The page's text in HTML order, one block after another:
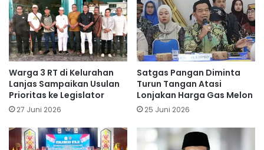
Warga 3 RT di Kelurahan
Lanjas Sampaikan Usulan
Prioritas ke Legislator
27 Juni 2026
Satgas Pangan Diminta
Turun Tangan Atasi
Lonjakan Harga Gas Melon
25 Juni 2026